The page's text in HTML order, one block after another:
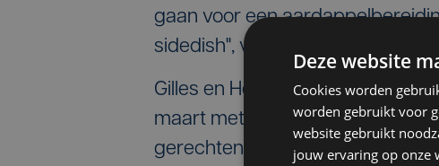
gaan voor een
sidedish", vertelt gastvrouw
Gilles en Heike sluiten hun
maart met een nieuw concept.
gerechten van hun klanten.
Deze website
Cookies worden
worden gebruikt voor
website gebruikt
jouw ervaring op onze